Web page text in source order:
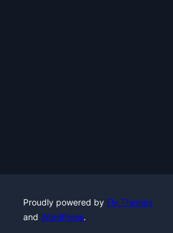
Proudly powered by Fly Themes
andWordPress.